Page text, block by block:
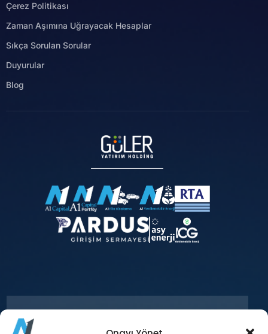
Çerez Politikası
Zaman Aşımına Uğrayacak Hesaplar
Sıkça Sorulan Sorular
Duyurular
Blog